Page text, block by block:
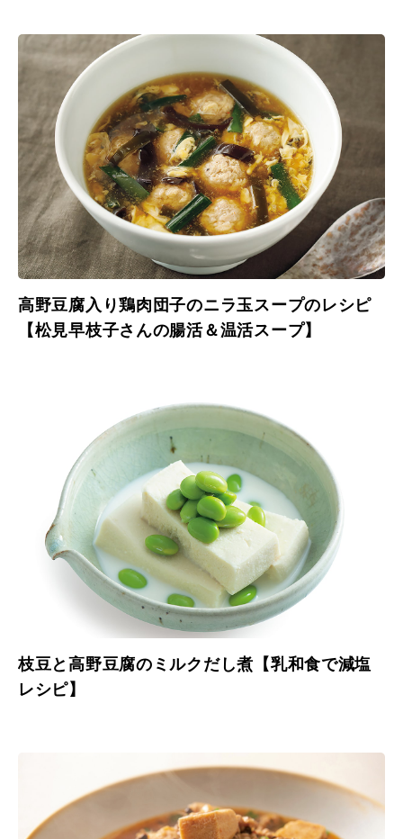
高野豆腐入り鶏肉団子のニラ玉スープのレシピ
【松見早枝子さんの腸活＆温活スープ】
枝豆と高野豆腐のミルクだし煮【乳和食で減塩
レシピ】